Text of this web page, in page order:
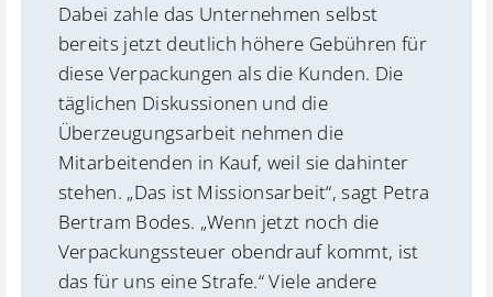
Dabei zahle das Unternehmen selbst
bereits jetzt deutlich höhere Gebühren für
diese Verpackungen als die Kunden. Die
täglichen Diskussionen und die
Überzeugungsarbeit nehmen die
Mitarbeitenden in Kauf, weil sie dahinter
stehen. „Das ist Missionsarbeit“, sagt Petra
Bertram Bodes. „Wenn jetzt noch die
Verpackungssteuer obendrauf kommt, ist
das für uns eine Strafe.“ Viele andere